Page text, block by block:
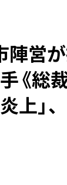
陣営
《
上」